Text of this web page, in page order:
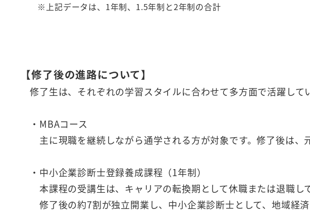
※上記データは、1年制、1.5年制と2年制の合計
【修了後の進路について】
修了生は、それぞれの学習スタイルに合わせて多方面で活躍して
・MBAコース
主に現職を継続しながら通学される方が対象です。修了後は、
・中小企業診断士登録養成課程（1年制）
本課程の受講生は、キャリアの転換期として休職または退職し
修了後の約7割が独立開業し、中小企業診断士として、地域経